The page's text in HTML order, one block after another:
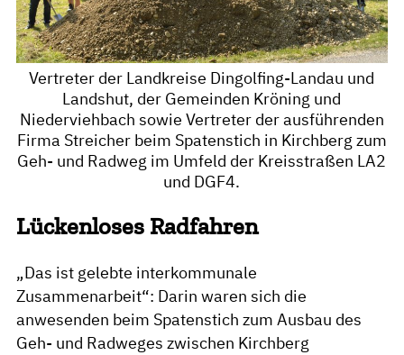
Vertreter der Landkreise Dingolfing-Landau und
Landshut, der Gemeinden Kröning und
Niederviehbach sowie Vertreter der ausführenden
Firma Streicher beim Spatenstich in Kirchberg zum
Geh- und Radweg im Umfeld der Kreisstraßen LA2
und DGF4.
Lückenloses Radfahren
„Das ist gelebte interkommunale
Zusammenarbeit“: Darin waren sich die
anwesenden beim Spatenstich zum Ausbau des
Geh- und Radweges zwischen Kirchberg